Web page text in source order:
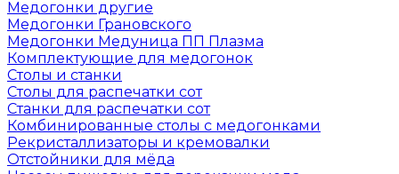
Медогонки другие
Медогонки Грановского
Медогонки Медуница ПП Плазма
Комплектующие для медогонок
Столы и станки
Столы для распечатки сот
Станки для распечатки сот
Комбинированные столы с медогонками
Рекристаллизаторы и кремовалки
Отстойники для мёда